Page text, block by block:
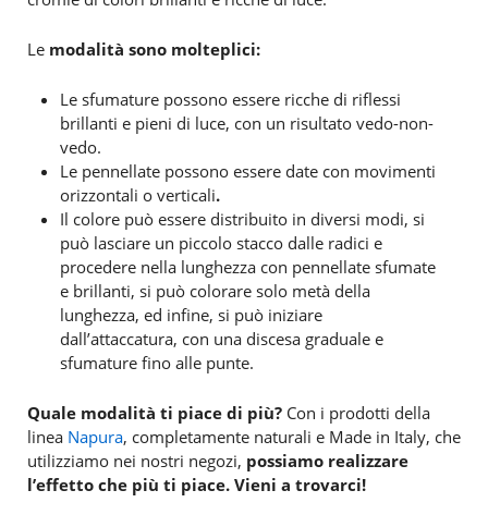
Le modalità sono molteplici:
Le sfumature possono essere ricche di riflessi
brillanti e pieni di luce, con un risultato vedo-non-
vedo.
Le pennellate possono essere date con movimenti
orizzontali o verticali.
Il colore può essere distribuito in diversi modi, si
può lasciare un piccolo stacco dalle radici e
procedere nella lunghezza con pennellate sfumate
e brillanti, si può colorare solo metà della
lunghezza, ed infine, si può iniziare
dall’attaccatura, con una discesa graduale e
sfumature fino alle punte.
Quale modalità ti piace di più? Con i prodotti della
linea Napura, completamente naturali e Made in Italy, che
utilizziamo nei nostri negozi, possiamo realizzare
l’effetto che più ti piace. Vieni a trovarci!